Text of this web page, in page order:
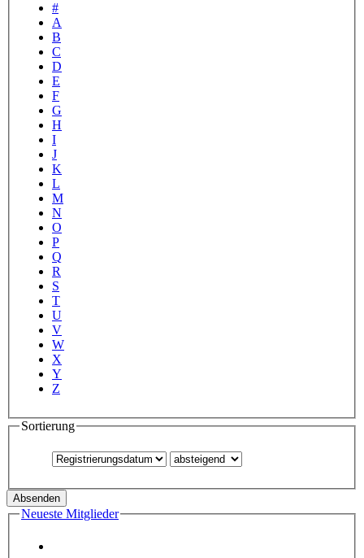
#
A
B
C
D
E
F
G
H
I
J
K
L
M
N
O
P
Q
R
S
T
U
V
W
X
Y
Z
Sortierung
Neueste Mitglieder